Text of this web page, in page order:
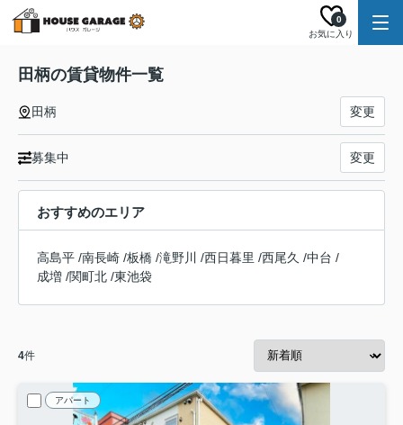
お気に入り
0
田柄の賃貸物件一覧
田柄 変更
募集中 変更
おすすめのエリア
高島平 /南長崎 /板橋 /滝野川 /西日暮里 /西尾久 /中台 /
成増 /関町北 /東池袋
4件
アパート